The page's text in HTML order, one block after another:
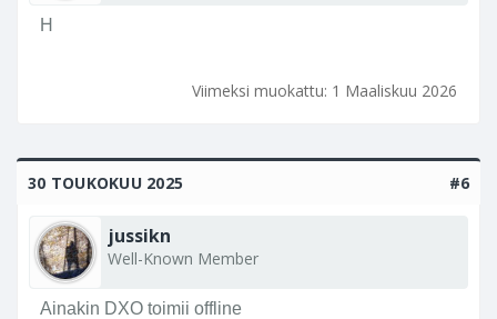
H
Viimeksi muokattu: 1 Maaliskuu 2026
30 TOUKOKUU 2025 #6
jussikn
Well-Known Member
Ainakin DXO toimii offline